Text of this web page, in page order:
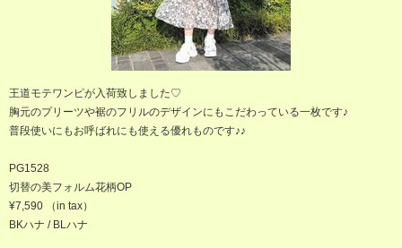
王道モテワンピが入荷致しました♡
胸元のプリーツや裾のフリルのデザインにもこだわっている一枚です♪
普段使いにもお呼ばれにも使える優れものです♪♪
PG1528
切替の美フォルム花柄OP
¥7,590 （in tax）
BKハナ / BLハナ